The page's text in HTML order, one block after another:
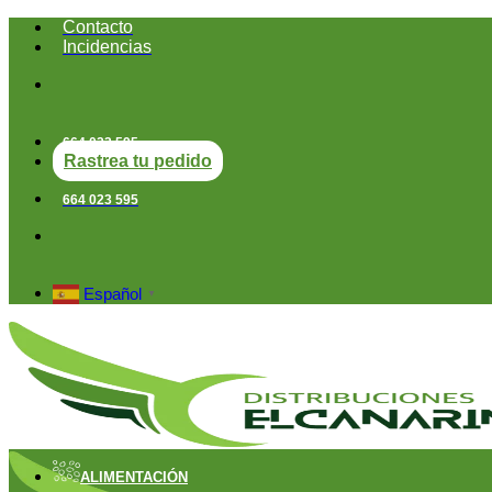
Saltar
Contacto
Incidencias
664 023 595
Rastrea tu pedido
664 023 595
Español ▼
ALIMENTACIÓN